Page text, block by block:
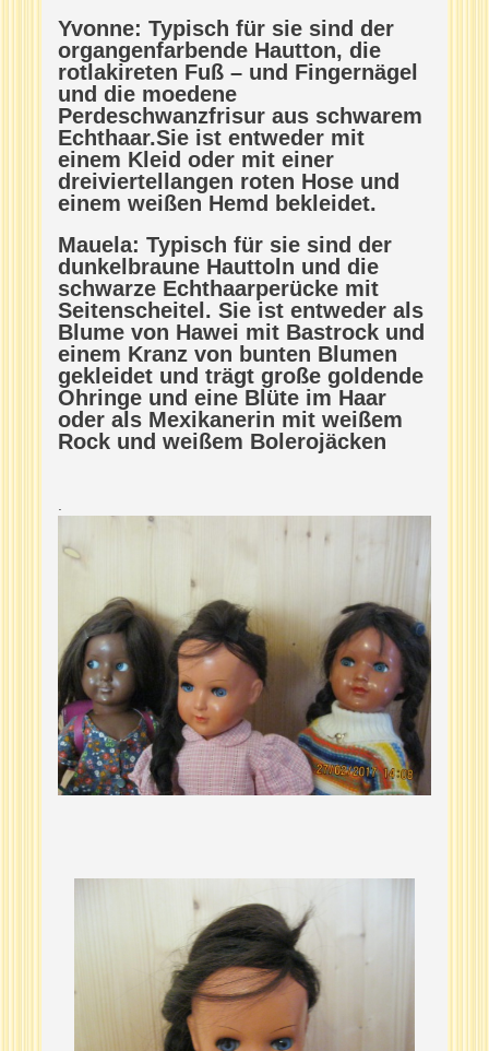
Yvonne: Typisch für sie sind der
organgenfarbende Hautton, die
rotlakireten Fuß – und Fingernägel
und die moedene
Perdeschwanzfrisur aus schwarem
Echthaar.Sie ist entweder mit
einem Kleid oder mit einer
dreiviertellangen roten Hose und
einem weißen Hemd bekleidet.
Mauela: Typisch für sie sind der
dunkelbraune Hauttoln und die
schwarze Echthaarperücke mit
Seitenscheitel. Sie ist entweder als
Blume von Hawei mit Bastrock und
einem Kranz von bunten Blumen
gekleidet und trägt große goldende
Ohringe und eine Blüte im Haar
oder als Mexikanerin mit weißem
Rock und weißem Bolerojäcken